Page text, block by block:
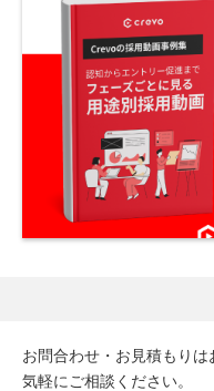
お問合わせ・お見積もりは
気軽にご相談ください。